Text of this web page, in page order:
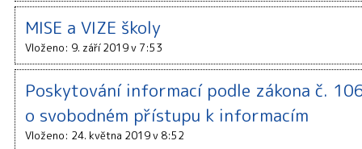
MISE a VIZE školy
Vloženo: 9. září 2019 v 7:53
Poskytování informací podle zákona č.
o svobodném přístupu k informacím
Vloženo: 24. května 2019 v 8:52